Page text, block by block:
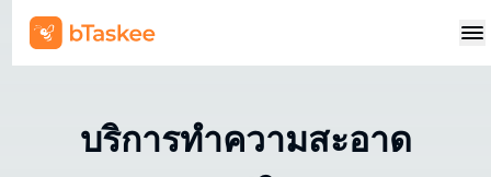
บริการทำความสะอาด